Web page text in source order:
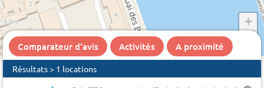
+
Comparateur d'avis Activités A proximité
Résultats > 1 locations